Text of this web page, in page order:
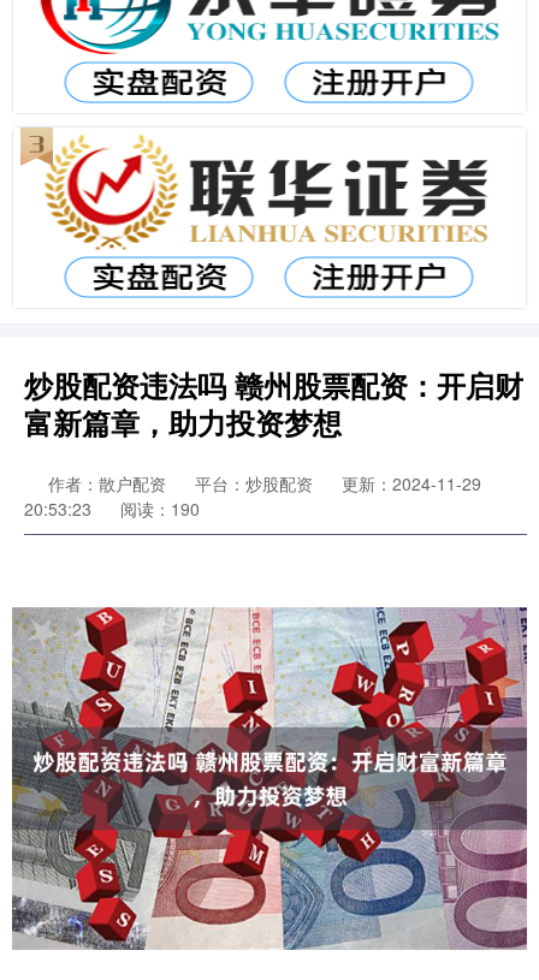
炒股配资违法吗 赣州股票配资：开启财
富新篇章，助力投资梦想
作者：散户配资 平台：炒股配资
更新：2024-11-29
20:53:23
阅读：190